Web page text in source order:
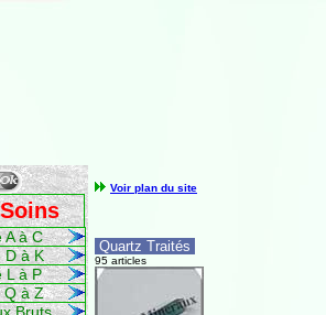
A à C
D à K
L à P
Q à Z
Voir plan du site
Quartz Traités
95 articles